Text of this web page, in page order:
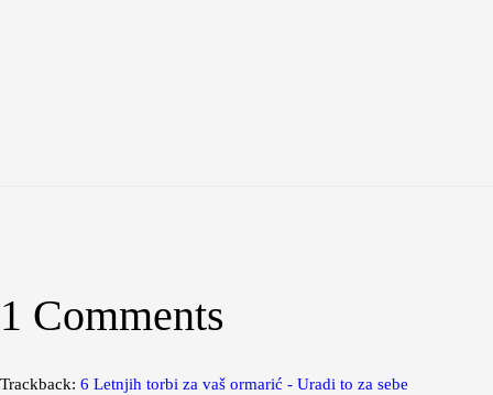
1 Comments
Trackback: 6 Letnjih torbi za vaš ormarić - Uradi to za sebe